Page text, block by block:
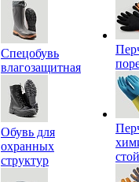
Спецобувь
влагозащитная
Обувь для
охранных
структур